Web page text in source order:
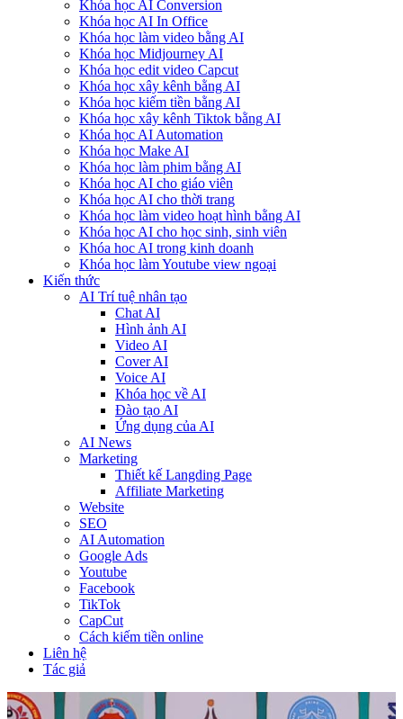
Khóa học AI Conversion
Khóa học AI In Office
Khóa học làm video bằng AI
Khóa học Midjourney AI
Khóa học edit video Capcut
Khóa học xây kênh bằng AI
Khóa học kiếm tiền bằng AI
Khóa học xây kênh Tiktok bằng AI
Khóa học AI Automation
Khóa học Make AI
Khóa học làm phim bằng AI
Khóa học AI cho giáo viên
Khóa học AI cho thời trang
Khóa học làm video hoạt hình bằng AI
Khóa học AI cho học sinh, sinh viên
Khóa hoc AI trong kinh doanh
Khóa học làm Youtube view ngoại
Kiến thức
AI Trí tuệ nhân tạo
Chat AI
Hình ảnh AI
Video AI
Cover AI
Voice AI
Khóa học về AI
Đào tạo AI
Ứng dụng của AI
AI News
Marketing
Thiết kế Langding Page
Affiliate Marketing
Website
SEO
AI Automation
Google Ads
Youtube
Facebook
TikTok
CapCut
Cách kiếm tiền online
Liên hệ
Tác giả